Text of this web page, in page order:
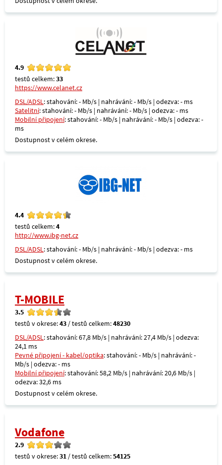
4.9
testů celkem:33
https://www.celanet.cz
DSL/ADSL: stahování: - Mb/s | nahrávání: - Mb/s | odezva: - ms
Satelitní: stahování: - Mb/s | nahrávání: - Mb/s | odezva: - ms
Mobilní připojení: stahování: - Mb/s | nahrávání: - Mb/s | odezva: -
ms
Dostupnost v celém okrese.
4.4
testů celkem:4
http://www.ibg-net.cz
DSL/ADSL: stahování: - Mb/s | nahrávání: - Mb/s | odezva: - ms
Dostupnost v celém okrese.
T-MOBILE
3.5
testů v okrese:43 / testů celkem:48230
DSL/ADSL: stahování: 67,8 Mb/s | nahrávání: 27,4 Mb/s | odezva:
24,1 ms
Pevné připojení - kabel/optika: stahování: - Mb/s | nahrávání: -
Mb/s | odezva: - ms
Mobilní připojení: stahování: 58,2 Mb/s | nahrávání: 20,6 Mb/s |
odezva: 32,6 ms
Dostupnost v celém okrese.
Vodafone
2.9
testů v okrese:31 / testů celkem:54125